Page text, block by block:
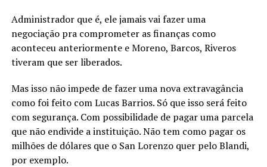
Administrador que é, ele jamais vai fazer uma
negociação pra comprometer as finanças como
aconteceu anteriormente e Moreno, Barcos, Riveros
tiveram que ser liberados.
Mas isso não impede de fazer uma nova extravagância
como foi feito com Lucas Barrios. Só que isso será feito
com segurança. Com possibilidade de pagar uma parcela
que não endivide a instituição. Não tem como pagar os
milhões de dólares que o San Lorenzo quer pelo Blandi,
por exemplo.